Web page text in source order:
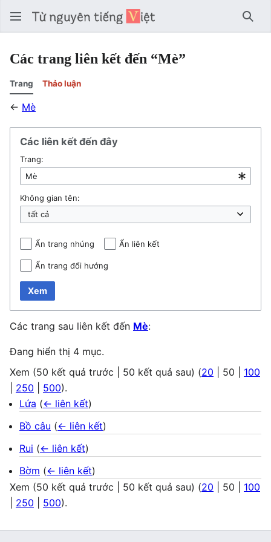
Tìm
Các trang liên kết đến “Mè”
Trang Thảo luận
← Mè
Các liên kết đến đây
Trang:
Không gian tên:
Ẩn trang nhúng Ẩn liên kết
Ẩn trang đổi hướng
Xem
Các trang sau liên kết đến Mè:
Đang hiển thị 4 mục.
Xem (50 kết quả trước 50 kết quả sau) (20 50
100
250 500).
Lứa (← liên kết)
Bồ câu (← liên kết)
Rui (← liên kết)
Bờm (← liên kết)
Xem (50 kết quả trước 50 kết quả sau) (20 50
100
250 500).